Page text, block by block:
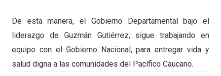
De esta manera, el Gobierno Departamental bajo el
liderazgo de Guzmán Gutiérrez, sigue trabajando en
equipo con el Gobierno Nacional, para entregar vida y
salud digna a las comunidades del Pacífico Caucano.